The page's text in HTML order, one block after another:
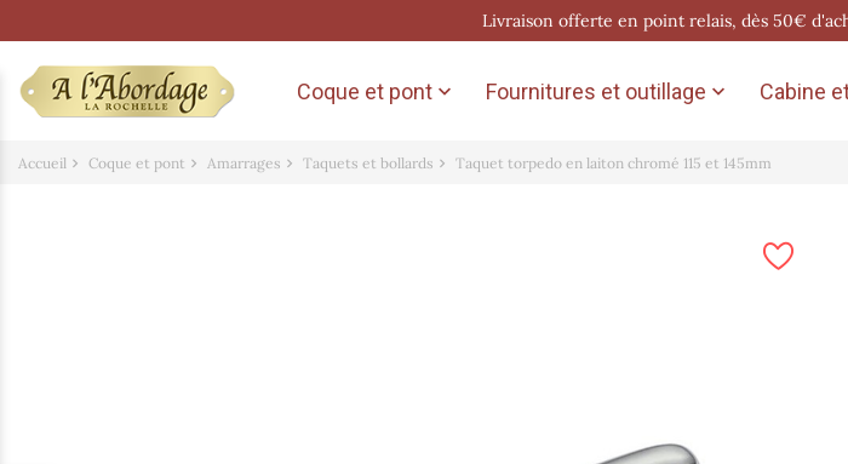
Livraison offerte en point relais, dès 50€
Coque et pont  Fournitures et outillage  Cabine
Accueil Coque et pont Amarrages Taquets et bollards Taquet torpedo en laiton chromé 115 et 145mm